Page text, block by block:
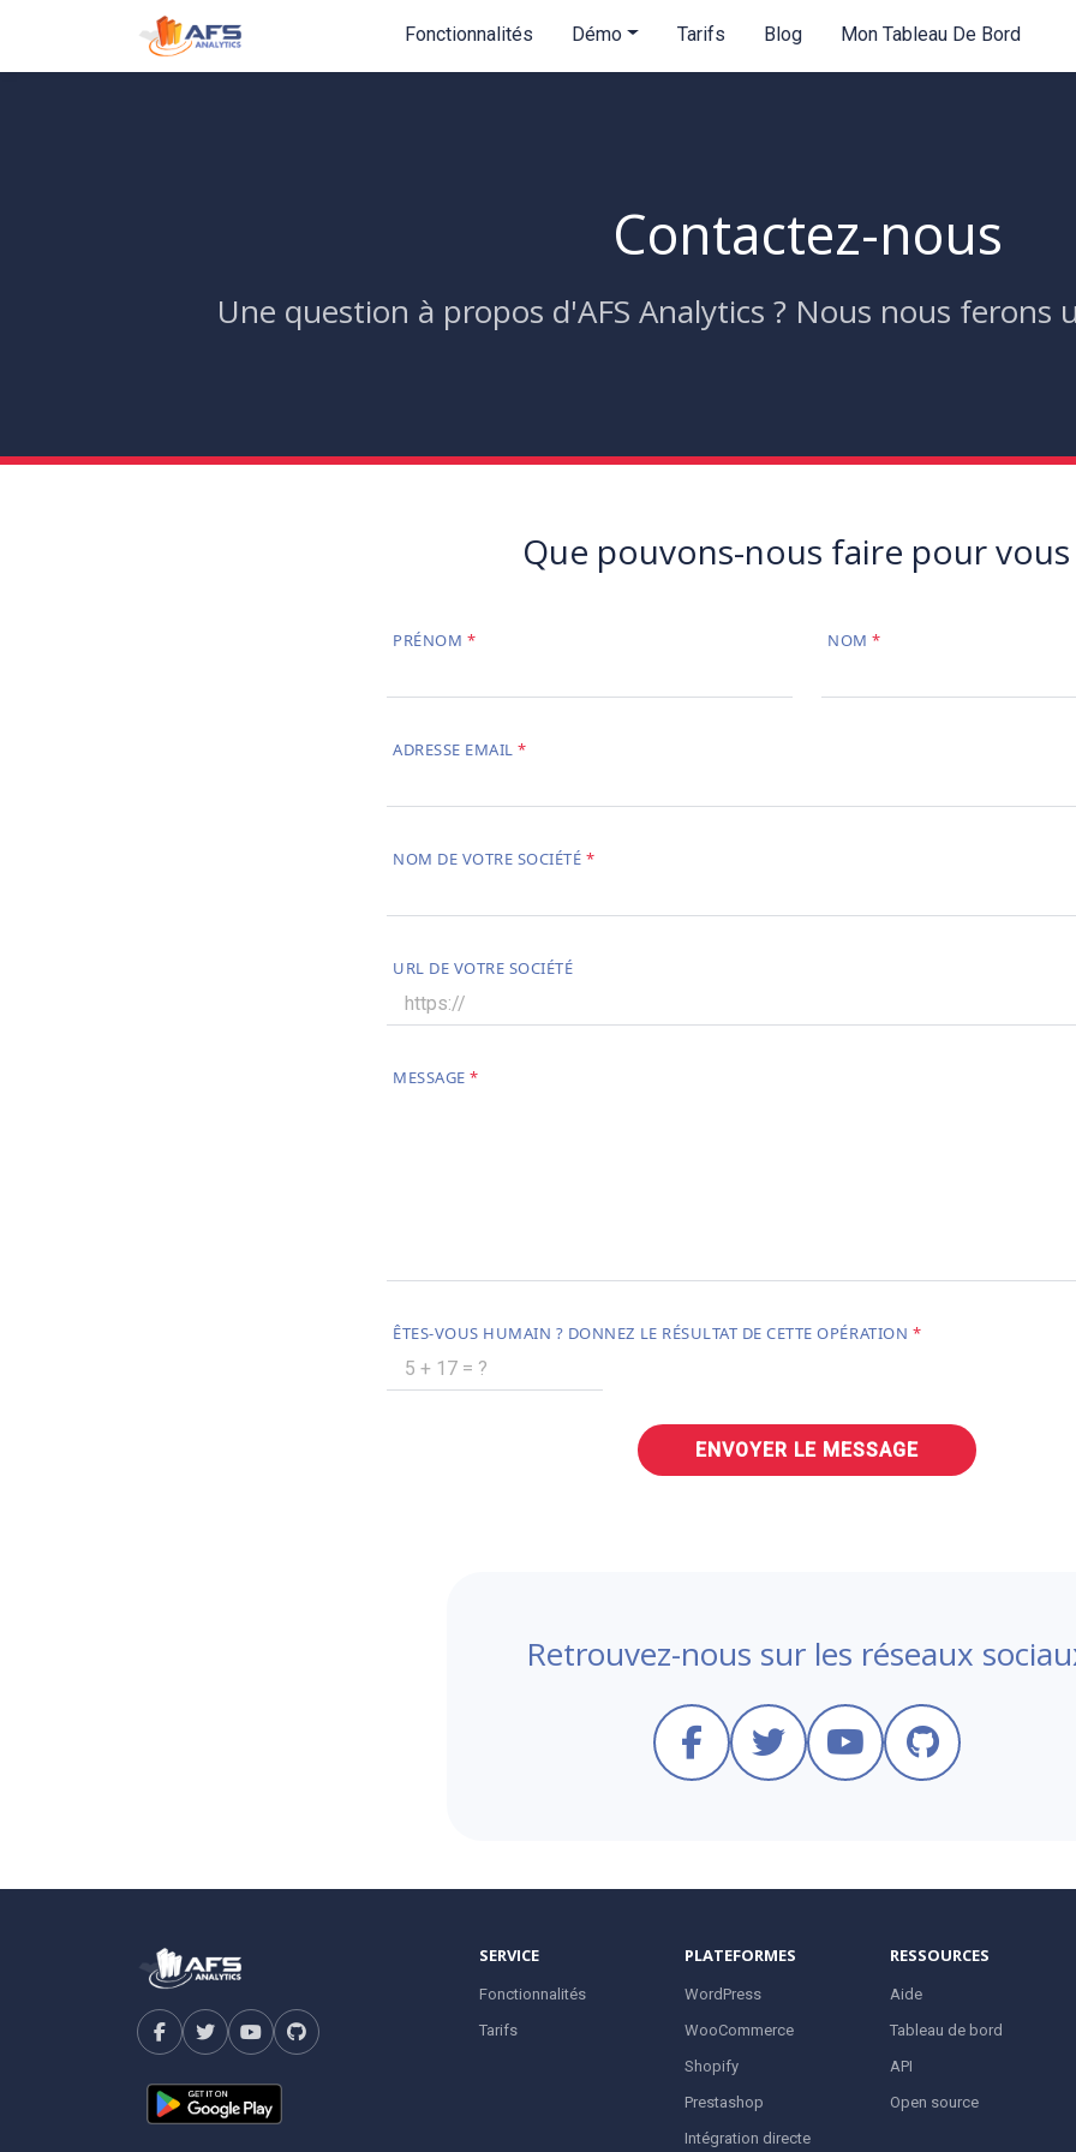
Fonctionnalités Démo Tarifs Blog Mon Tableau De Bord
Contactez-nous
Une question à propos d'AFS Analytics ? Nous nous ferons
Que pouvons-nous faire pour vous
PRÉNOM NOM
ADRESSE EMAIL
NOM DE VOTRE SOCIÉTÉ
URL DE VOTRE SOCIÉTÉ
MESSAGE
ÊTES-VOUS HUMAIN ? DONNEZ LE RÉSULTAT DE CETTE OPÉRATION
ENVOYER LE MESSAGE
Retrouvez-nous sur les réseaux
SERVICE
Fonctionnalités
Tarifs
PLATEFORMES
WordPress
WooCommerce
Shopify
Prestashop
Intégration directe
RESSOURCES
Aide
Tableau de bord
API
Open source